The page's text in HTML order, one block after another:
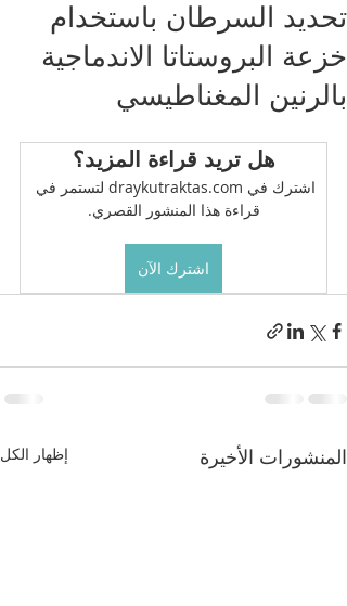
تحديد السرطان باستخدام
خزعة البروستاتا الاندماجية
بالرنين المغناطيسي
هل تريد قراءة المزيد؟
اشترك في draykutraktas.com لتستمر في
قراءة هذا المنشور القصري.
اشترك الآن
المنشورات الأخيرة إظهار الكل